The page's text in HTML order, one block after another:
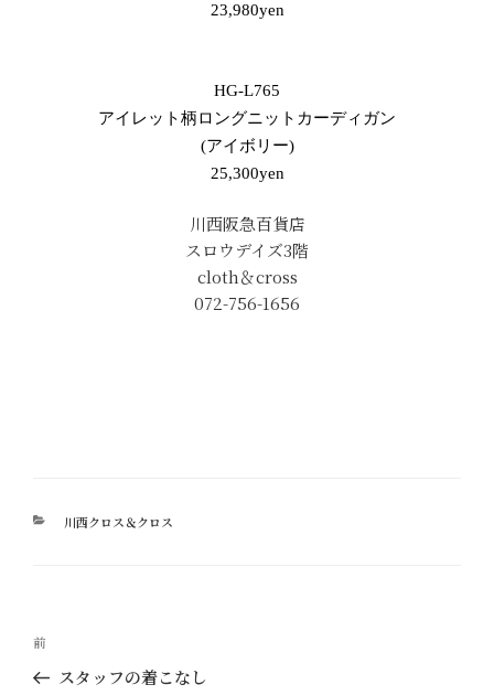
23,980yen
HG-L765
アイレット柄ロングニットカーディガン
(アイボリー)
25,300yen
川西阪急百貨店
スロウデイズ3階
cloth＆cross
072-756-1656
カ
川西クロス＆クロス
投
過
去
前
スタッフの着こなし